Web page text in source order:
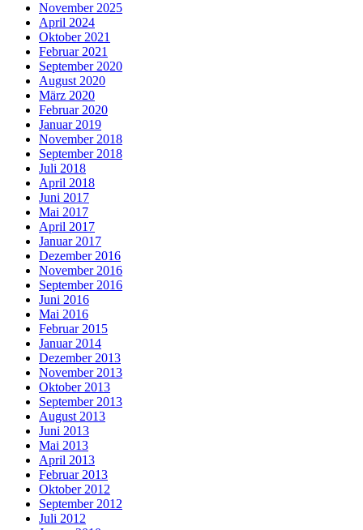
November 2025
April 2024
Oktober 2021
Februar 2021
September 2020
August 2020
März 2020
Februar 2020
Januar 2019
November 2018
September 2018
Juli 2018
April 2018
Juni 2017
Mai 2017
April 2017
Januar 2017
Dezember 2016
November 2016
September 2016
Juni 2016
Mai 2016
Februar 2015
Januar 2014
Dezember 2013
November 2013
Oktober 2013
September 2013
August 2013
Juni 2013
Mai 2013
April 2013
Februar 2013
Oktober 2012
September 2012
Juli 2012